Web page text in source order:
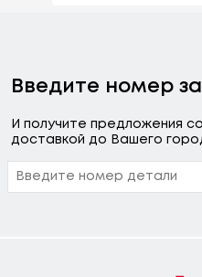
Введите номер
И получите предложения
доставкой до Вашего